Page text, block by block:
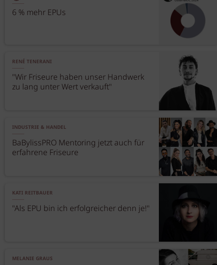
6 % mehr EPUs
RENÉ TENERANI
"Wir Friseure haben unser Handwerk
zu lang unter Wert verkauft"
INDUSTRIE & HANDEL
BaBylissPRO Mentoring jetzt auch für
erfahrene Friseure
KATI REITBAUER
"Als EPU bin ich erfolgreicher denn je!"
MELANIE GRAUS